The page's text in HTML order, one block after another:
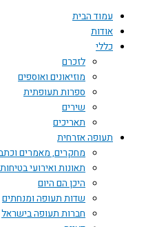
עמוד הבית
אודות
כללי
לזכרם
מוזיאונים ואוספים
ספרות תעופתית
שירים
תאריכים
תעופה אזרחית
מחקרים, מאמרים וכתבות
תאונות ואירועי בטיחות טיסה
היכן הם היום
שדות תעופה ומנחתים
חברות תעופה בישראל